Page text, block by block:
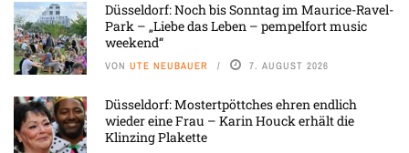
Düsseldorf: Noch bis Sonntag im Maurice-Ravel-
Park – „Liebe das Leben – pempelfort music
weekend“
VON UTE NEUBAUER 7. AUGUST 2026
Düsseldorf: Mostertpöttches ehren endlich
wieder eine Frau – Karin Houck erhält die
Klinzing Plakette